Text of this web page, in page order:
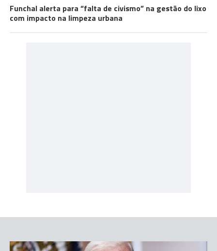
Funchal alerta para “falta de civismo” na gestão do lixo
com impacto na limpeza urbana